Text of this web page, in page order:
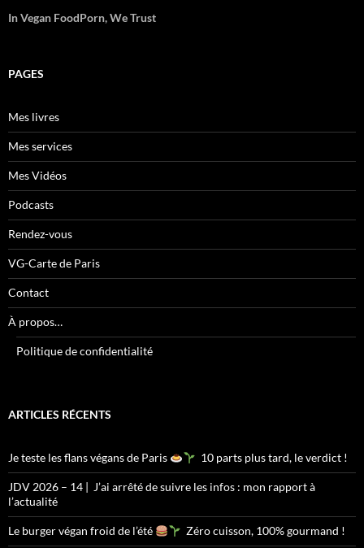
In Vegan FoodPorn, We Trust
PAGES
Mes livres
Mes services
Mes Vidéos
Podcasts
Rendez-vous
VG-Carte de Paris
Contact
À propos…
Politique de confidentialité
ARTICLES RÉCENTS
Je teste les flans végans de Paris 10 parts plus tard, le verdict !
JDV 2026 – 14 | J’ai arrêté de suivre les infos : mon rapport à
l’actualité
Le burger végan froid de l’été Zéro cuisson, 100% gourmand !